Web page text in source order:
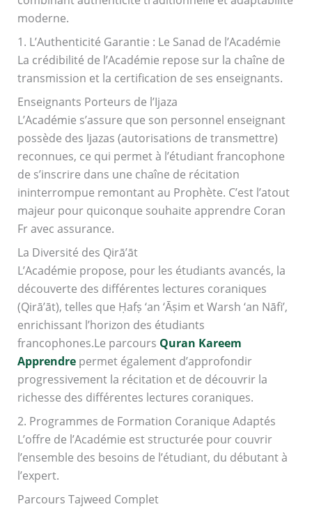
moderne.
1. L’Authenticité Garantie : Le Sanad de l’Académie
La crédibilité de l’Académie repose sur la chaîne de
transmission et la certification de ses enseignants.
Enseignants Porteurs de l’Ijaza
L’Académie s’assure que son personnel enseignant
possède des Ijazas (autorisations de transmettre)
reconnues, ce qui permet à l’étudiant francophone
de s’inscrire dans une chaîne de récitation
ininterrompue remontant au Prophète. C’est l’atout
majeur pour quiconque souhaite apprendre Coran
Fr avec assurance.
La Diversité des Qirā’āt
L’Académie propose, pour les étudiants avancés, la
découverte des différentes lectures coraniques
(Qirā’āt), telles que Ḥafṣ ‘an ‘Āṣim et Warsh ‘an Nāfi’,
enrichissant l’horizon des étudiants
francophones.Le parcours Quran Kareem
Apprendrepermet également d’approfondir
progressivement la récitation et de découvrir la
richesse des différentes lectures coraniques.
2. Programmes de Formation Coranique Adaptés
L’offre de l’Académie est structurée pour couvrir
l’ensemble des besoins de l’étudiant, du débutant à
l’expert.
Parcours Tajweed Complet